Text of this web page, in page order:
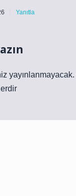
Yanıtla
yayınlanmayacak.